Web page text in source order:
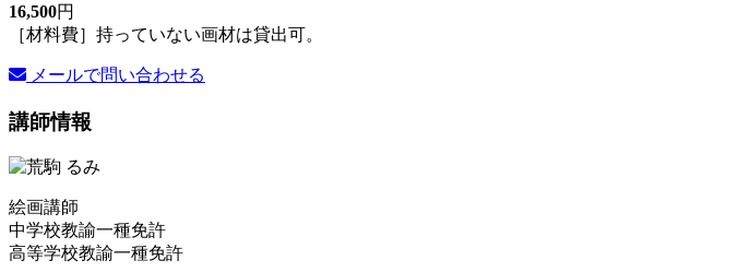
16,500円
［材料費］持っていない画材は貸出可。
メールで問い合わせる
講師情報
絵画講師
中学校教諭一種免許
高等学校教諭一種免許